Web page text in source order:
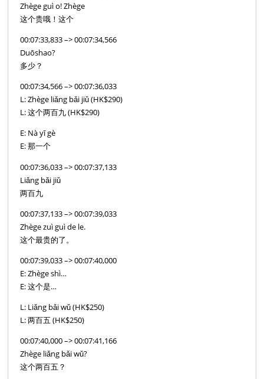
Zhège guì o! Zhège
这个贵哦！这个
00:07:33,833 –> 00:07:34,566
Duōshao?
多少？
00:07:34,566 –> 00:07:36,033
L: Zhège liǎng bǎi jiǔ (HK$290)
L: 这个两百九 (HK$290)
E: Nà yī gè
E: 那一个
00:07:36,033 –> 00:07:37,133
Liǎng bǎi jiǔ
两百九
00:07:37,133 –> 00:07:39,033
Zhège zuì guì de le.
这个最贵的了。
00:07:39,033 –> 00:07:40,000
E: Zhège shì…
E: 这个是…
L: Liǎng bǎi wǔ (HK$250)
L: 两百五 (HK$250)
00:07:40,000 –> 00:07:41,166
Zhège liǎng bǎi wǔ?
这个两百五？